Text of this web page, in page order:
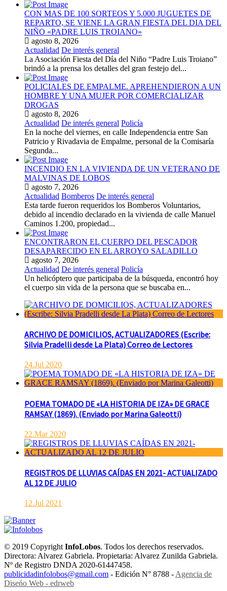
CON MAS DE 100 SORTEOS Y 5.000 JUGUETES DE
REPARTO, SE VIENE LA GRAN FIESTA DEL DIA DEL
NIÑO «PADRE LUIS TROIANO»
agosto 8, 2026
Actualidad De interés general
La Asociación Fiesta del Día del Niño “Padre Luis Troiano”
brindó a la prensa los detalles del gran festejo del...
POLICIALES DE EMPALME. APREHENDIERON A UN
HOMBRE Y UNA MUJER POR COMERCIALIZAR
DROGAS
agosto 8, 2026
Actualidad De interés general Policía
En la noche del viernes, en calle Independencia entre San
Patricio y Rivadavia de Empalme, personal de la Comisaría
Segunda...
INCENDIO EN LA VIVIENDA DE UN VETERANO DE
MALVINAS DE LOBOS
agosto 7, 2026
Actualidad Bomberos De interés general
Esta tarde fueron requeridos los Bomberos Voluntarios,
debido al incendio declarado en la vivienda de calle Manuel
Caminos 1.200, propiedad...
ENCONTRARON EL CUERPO DEL PESCADOR
DESAPARECIDO EN EL ARROYO SALADILLO
agosto 7, 2026
Actualidad De interés general Policía
Un helicóptero que participaba de la búsqueda, encontró hoy
el cuerpo sin vida de la persona que se buscaba en...
ARCHIVO DE DOMICILIOS, ACTUALIZADORES (Escribe:
Silvia Pradelli desde La Plata) Correo de Lectores
24.Jul 2020
POEMA TOMADO DE «LA HISTORIA DE IZA» DE GRACE
RAMSAY (1869). (Enviado por Marina Galeotti)
22.Mar 2020
REGISTROS DE LLUVIAS CAÍDAS EN 2021- ACTUALIZADO
AL 12 DE JULIO
12.Jul 2021
© 2019 CopyrightInfoLobos. Todos los derechos reservados.
Directora: Alvarez Gabriela. Propietaria: Alvarez Zunilda Gabriela.
Nº de Registro DNDA 2020-61447458.
publicidadinfolobos@gmail.com - Edición N° 8788 -Agencia de
Diseńo Web - edrweb